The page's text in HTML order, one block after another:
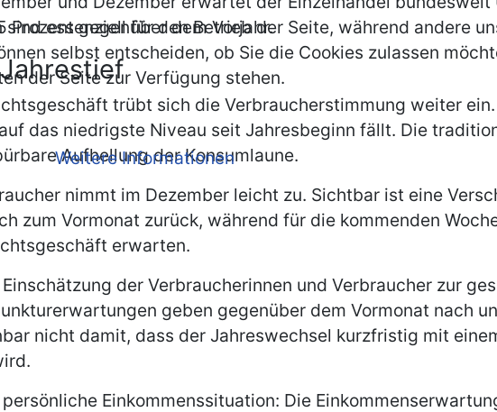
Prozent gegenüber dem Vorjahr.
trübt sich die Verbraucherstimmung weiter
das niedrigste Niveau seit Jahresbeginn fällt. Die
Aufhellung der Konsumlaune.
nimmt im Dezember leicht zu. Sichtbar ist eine
zum Vormonat zurück, während für die kommenden
erwarten.
der Verbraucherinnen und Verbraucher zur
geben gegenüber dem Vormonat nach
nicht damit, dass der Jahreswechsel kurzfristig mit
Einkommenssituation: Die
essenziell für den Betrieb der Seite, während andere
selbst entscheiden, ob Sie die Cookies zulassen
der Seite zur Verfügung stehen.
Weitere Informationen